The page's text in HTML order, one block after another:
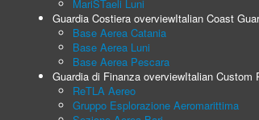
MariSTaeli Luni
Guardia Costiera overviewItalian Coast
Base Aerea Catania
Base Aerea Luni
Base Aerea Pescara
Guardia di Finanza overviewItalian Custom
ReTLA Aereo
Gruppo Esplorazione Aeromarittima